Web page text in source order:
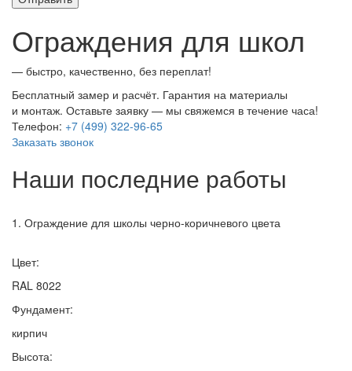
Ограждения для школ
— быстро, качественно, без переплат!
Бесплатный замер и расчёт. Гарантия на материалы
и монтаж. Оставьте заявку — мы свяжемся в течение часа!
Телефон: +7 (499) 322-96-65
Заказать звонок
Наши последние работы
1. Ограждение для школы черно-коричневого цвета
Цвет:
RAL 8022
Фундамент:
кирпич
Высота: